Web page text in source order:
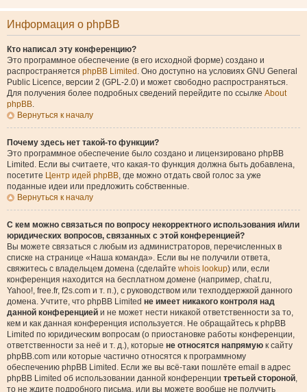
Информация о phpBB
Кто написал эту конференцию?
Это программное обеспечение (в его исходной форме) создано и
распространяется phpBB Limited . Оно доступно на условиях GNU General
Public Licence, версии 2 (GPL-2.0) и может свободно распространяться.
Для получения более подробных сведений перейдите по ссылке About
phpBB.
Вернуться к началу
Почему здесь нет такой-то функции?
Это программное обеспечение было создано и лицензировано phpBB
Limited. Если вы считаете, что какая-то функция должна быть добавлена,
посетите Центр идей phpBB, где можно отдать свой голос за уже
поданные идеи или предложить собственные.
Вернуться к началу
С кем можно связаться по вопросу некорректного использования и/или
юридических вопросов, связанных с этой конференцией?
Вы можете связаться с любым из администраторов, перечисленных в
списке на странице «Наша команда». Если вы не получили ответа,
свяжитесь с владельцем домена (сделайте whois lookup) или, если
конференция находится на бесплатном домене (например, chat.ru,
Yahoo!, free.fr, f2s.com и т. п.), с руководством или техподдержкой данного
домена. Учтите, что phpBB Limited не имеет никакого контроля над
данной конференцией и не может нести никакой ответственности за то,
кем и как данная конференция используется. Не обращайтесь к phpBB
Limited по юридическим вопросам (о приостановке работы конференции,
ответственности за неё и т. д.), которые не относятся напрямую к сайту
phpBB.com или которые частично относятся к программному
обеспечению phpBB Limited. Если же вы всё-таки пошлёте email в адрес
phpBB Limited об использовании данной конференции третьей стороной,
то не ждите подробного письма, или вы можете вообще не получить